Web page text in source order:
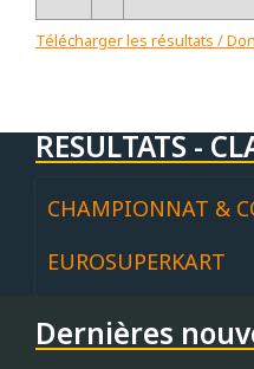
RESULTATS -
CHAMPIONNAT &
EUROSUPERKART
Télécharger les résultats /
Dernières